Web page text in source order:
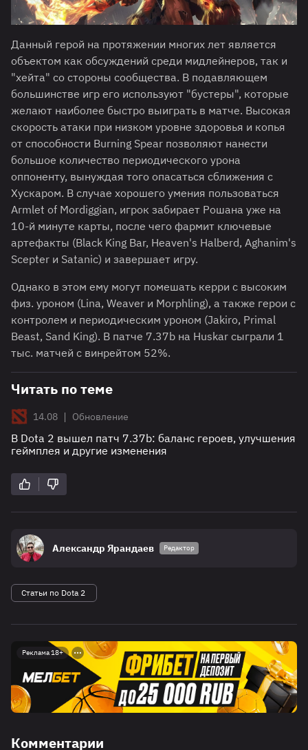
Данный герой на протяжении многих лет является
объектом как обсуждений среди мидлейнеров, так и
"хейта" со стороны сообщества. В подавляющем
большинстве игр его используют "бустеры", которые
желают наиболее быстро выиграть в матче. Высокая
скорость атаки при низком уровне здоровья и копья
от способности Burning Spear позволяют нанести
большое количество периодического урона
оппоненту, вынуждая того опасаться сближения с
Хускаром. В случае хорошего умения пользоваться
Armlet of Mordiggian, игрок забирает Рошана уже на
10-й минуте карты, после чего фармит ключевые
артефакты (Black King Bar, Heaven's Halberd, Aghanim's
Scepter и Satanic) и завершает игру.
Однако в этом ему могут помешать керри с высоким
физ. уроном (Lina, Weaver и Morphling), а также герои с
контролем и периодическим уроном (Jakiro, Primal
Beast, Sand King). В патче 7.37b на Huskar сыграли 1
тыс. матчей с винрейтом 52%.
Читать по теме
14.08 | Обновление
В Dota 2 вышел патч 7.37b: баланс героев, улучшения
геймплея и другие изменения
Александр Ярандаев Редактор
Статьи по Dota 2
Реклама 18+
Комментарии